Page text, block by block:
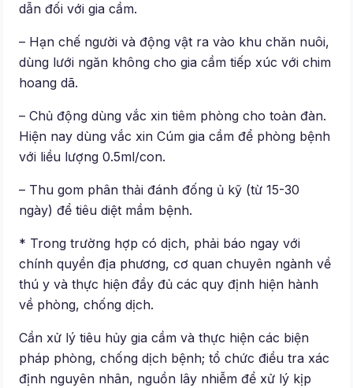
dẫn đối với gia cầm.
– Hạn chế người và động vật ra vào khu chăn nuôi,
dùng lưới ngăn không cho gia cầm tiếp xúc với chim
hoang dã.
– Chủ động dùng vắc xin tiêm phòng cho toàn đàn.
Hiện nay dùng vắc xin Cúm gia cầm để phòng bệnh
với liều lượng 0.5ml/con.
– Thu gom phân thải đánh đống ủ kỹ (từ 15-30
ngày) để tiêu diệt mầm bệnh.
* Trong trường hợp có dịch, phải báo ngay với
chính quyền địa phương, cơ quan chuyên ngành về
thú y và thực hiện đầy đủ các quy định hiện hành
về phòng, chống dịch.
Cần xử lý tiêu hủy gia cầm và thực hiện các biện
pháp phòng, chống dịch bệnh; tổ chức điều tra xác
định nguyên nhân, nguồn lây nhiễm để xử lý kịp